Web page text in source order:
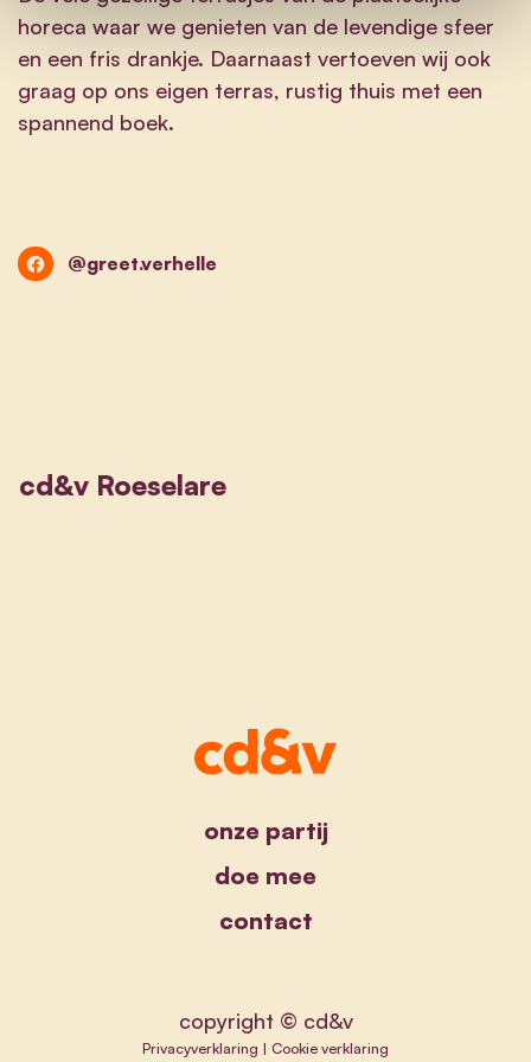
horeca waar we genieten van de levendige sfeer
en een fris drankje. Daarnaast vertoeven wij ook
graag op ons eigen terras, rustig thuis met een
spannend boek.
@greet.verhelle
cd&v Roeselare
onze partij
doe mee
contact
copyright © cd&v
Privacyverklaring | Cookie verklaring